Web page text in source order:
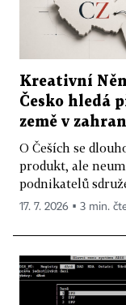
Kreativní
Česko hledá
země v
O Češích se
produkt, ale
podnikatelů
17. 7. 2026 ▪ 3 min.